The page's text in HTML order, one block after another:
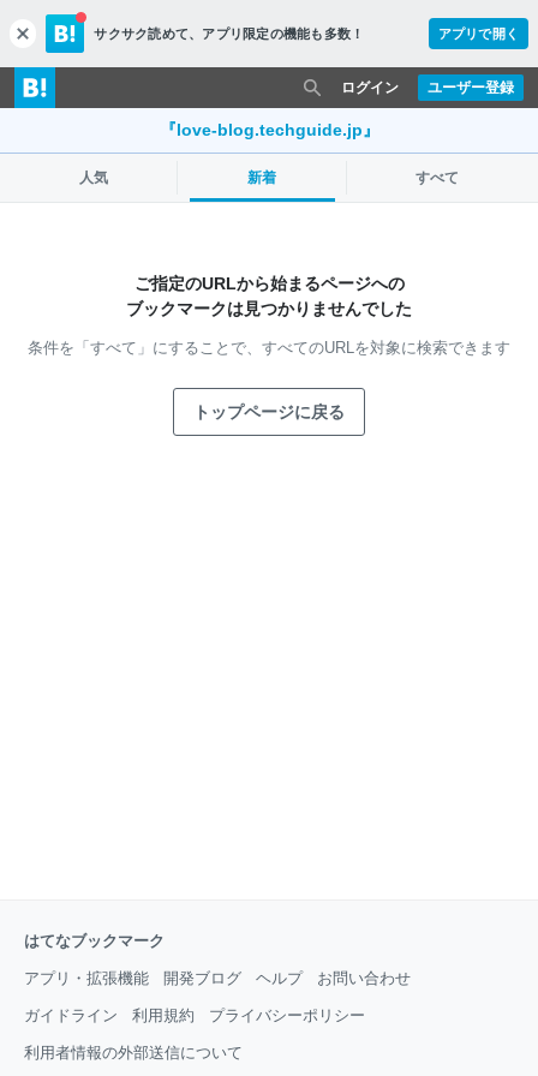
c
l
o
s
サクサク読めて、 アプリ限定の機能も多数！ アプリで開く
ユーザー登録
ログイン
『love-blog.techguide.jp』
人気 新着 すべて
ご指定のURLから始まるページへの
ブックマークは見つかりませんでした
条件を「すべて」にすることで、 すべてのURLを対象に検索できます
トップページに戻る
はてなブックマーク
アプリ・拡張機能 開発ブログ ヘルプ お問い合わせ
ガイドライン 利用規約 プライバシーポリシー
利用者情報の外部送信について